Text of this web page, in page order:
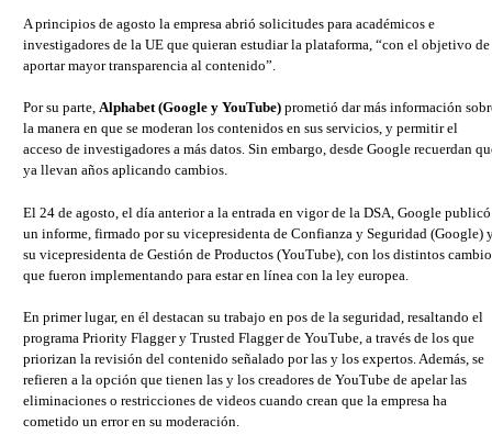
A principios de agosto la empresa abrió solicitudes para académicos e
investigadores de la UE que quieran estudiar la plataforma, “con el objetivo de
aportar mayor transparencia al contenido”.
Por su parte, Alphabet (Google y YouTube) prometió dar más información
la manera en que se moderan los contenidos en sus servicios, y permitir el
acceso de investigadores a más datos. Sin embargo, desde Google recuerdan
ya llevan años aplicando cambios.
El 24 de agosto, el día anterior a la entrada en vigor de la DSA, Google publicó
un informe, firmado por su vicepresidenta de Confianza y Seguridad (Google)
su vicepresidenta de Gestión de Productos (YouTube), con los distintos
que fueron implementando para estar en línea con la ley europea.
En primer lugar, en él destacan su trabajo en pos de la seguridad, resaltando el
programa Priority Flagger y Trusted Flagger de YouTube, a través de los que
priorizan la revisión del contenido señalado por las y los expertos. Además, se
refieren a la opción que tienen las y los creadores de YouTube de apelar las
eliminaciones o restricciones de videos cuando crean que la empresa ha
cometido un error en su moderación.